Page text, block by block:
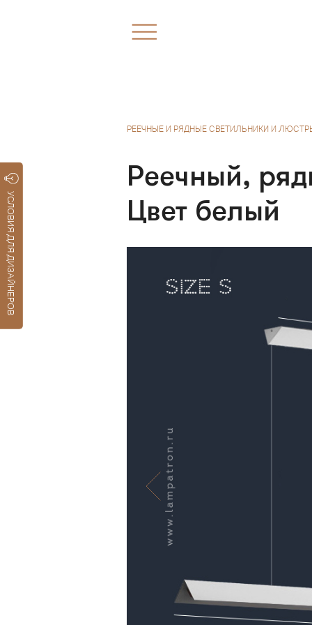
УСЛОВИЯ ДЛЯ ДИЗАЙНЕРОВ
РЕЕЧНЫЕ И РЯДНЫЕ СВЕТИЛЬНИКИ И
Реечный,
Цвет белый